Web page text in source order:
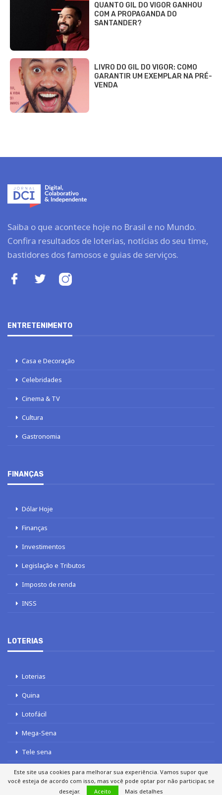
QUANTO GIL DO VIGOR GANHOU
COM A PROPAGANDA DO
SANTANDER?
LIVRO DO GIL DO VIGOR: COMO
GARANTIR UM EXEMPLAR NA PRÉ-
VENDA
Saiba o que acontece hoje no Brasil e no Mundo.
Confira resultados de loterias, notícias do seu time,
bastidores dos famosos e guias de serviços.
ENTRETENIMENTO
Casa e Decoração
Celebridades
Cinema & TV
Cultura
Gastronomia
FINANÇAS
Dólar Hoje
Finanças
Investimentos
Legislação e Tributos
Imposto de renda
INSS
LOTERIAS
Loterias
Quina
Lotofácil
Mega-Sena
Tele sena
Este site usa cookies para melhorar sua experiência. Vamos supor que
você esteja de acordo com isso, mas você pode optar por não participar, se
desejar.
Aceito Mais detalhes